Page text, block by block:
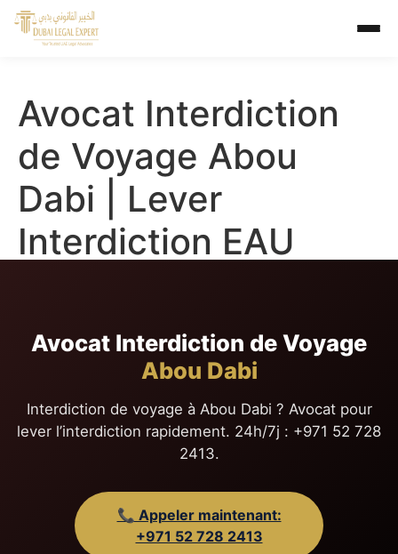
Avocat Interdiction
de Voyage Abou
Dabi | Lever
Interdiction EAU
Avocat Interdiction de Voyage
Abou Dabi
Interdiction de voyage à Abou Dabi ? Avocat pour
lever l’interdiction rapidement. 24h/7j : +971 52 728
2413.
📞 Appeler maintenant:
+971 52 728 2413